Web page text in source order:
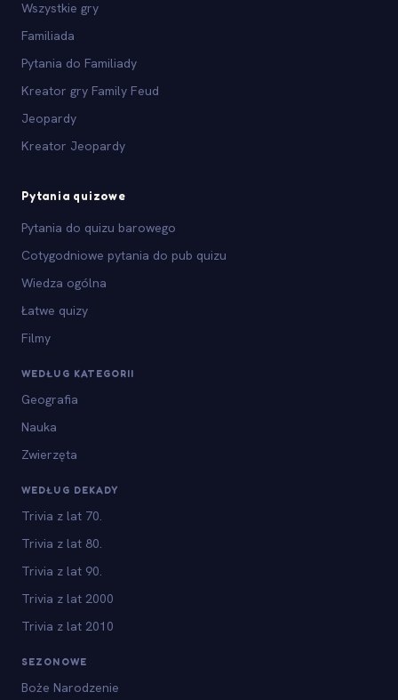
Wszystkie gry
Familiada
Pytania do Familiady
Kreator gry Family Feud
Jeopardy
Kreator Jeopardy
Pytania quizowe
Pytania do quizu barowego
Cotygodniowe pytania do pub quizu
Wiedza ogólna
Łatwe quizy
Filmy
WEDŁUG KATEGORII
Geografia
Nauka
Zwierzęta
WEDŁUG DEKADY
Trivia z lat 70.
Trivia z lat 80.
Trivia z lat 90.
Trivia z lat 2000
Trivia z lat 2010
SEZONOWE
Boże Narodzenie